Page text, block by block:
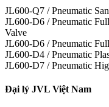
JL600-Q7 / Pneumatic
JL600-D6 / Pneumatic
Valve
JL600-D6 / Pneumatic
JL600-D4 / Pneumatic
JL600-D7 / Pneumatic
Đại lý JVL Việt Nam